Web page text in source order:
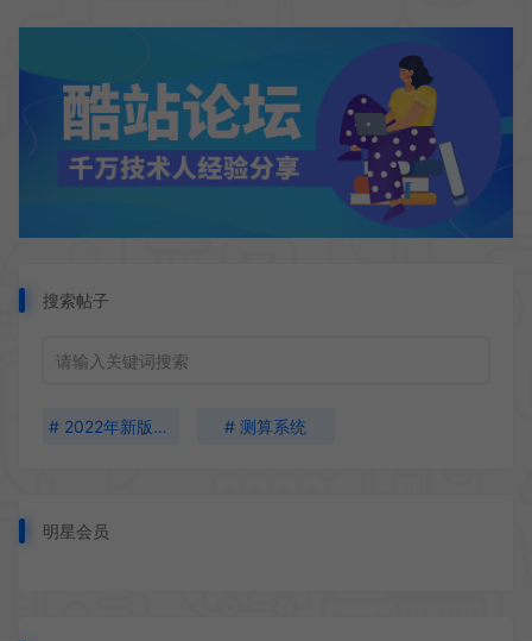
搜索帖子
# 2022年新版周易起名网源码系统、宝宝取名、公司起名、店铺起名、起名测算、八字起名！ # 测算系统
明星会员